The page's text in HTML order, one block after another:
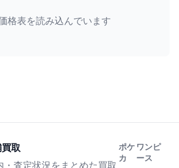
格表を読み込んでいます
取
・査定状況をまとめた買取
ポケ
カ
ワンピ
ース